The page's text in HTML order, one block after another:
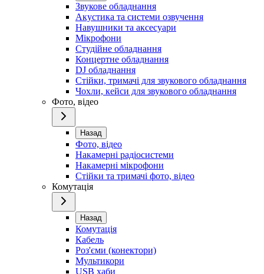
Звукове обладнання
Акустика та системи озвучення
Навушники та аксесуари
Мікрофони
Студійне обладнання
Концертне обладнання
DJ обладнання
Стійки, тримачі для звукового обладнання
Чохли, кейси для звукового обладнання
Фото, відео
Назад
Фото, відео
Накамерні радіосистеми
Накамерні мікрофони
Стійки та тримачі фото, відео
Комутація
Назад
Комутація
Кабель
Роз'єми (конектори)
Мультикори
USB хаби